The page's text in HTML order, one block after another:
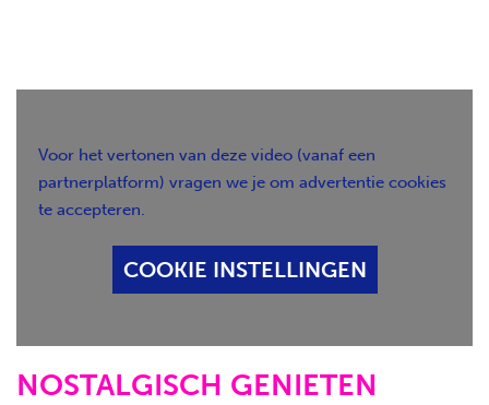
Voor het vertonen van deze video (vanaf een
partnerplatform) vragen we je om advertentie cookies
te accepteren.
COOKIE INSTELLINGEN
NOSTALGISCH GENIETEN